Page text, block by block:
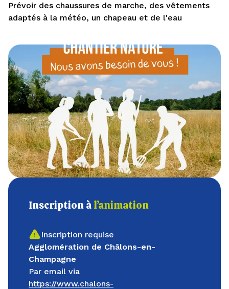
Prévoir des chaussures de marche, des vêtements
adaptés à la météo, un chapeau et de l'eau
Inscription àl’animation
Inscription requise
Agglomération de Châlons-en-
Champagne
Par email via
https://www.chalons-